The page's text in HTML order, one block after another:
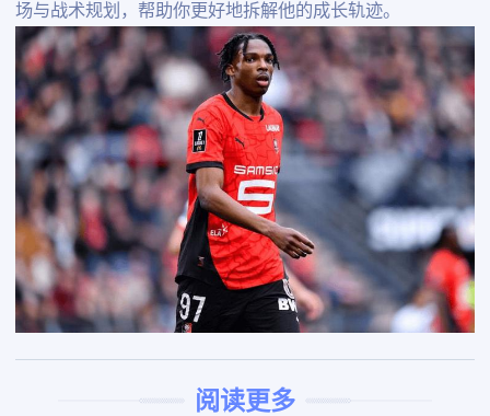
场与战术规划，帮助你更好地拆解他的成长轨迹。
阅读更多